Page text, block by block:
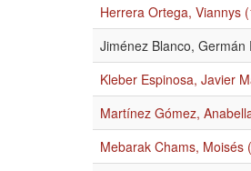
Herrera Ortega, Viannys
Jiménez Blanco, Germán
Kleber Espinosa, Javier
Martínez Gómez,
Mebarak Chams, Moisés